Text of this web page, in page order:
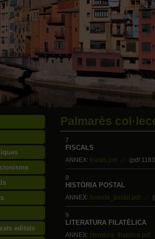
editats
Palmarès
7
FISCALS
ANNEX: fiscals.pdf (pdf
8
HISTÒRIA POSTAL
ANNEX: historia_postal.pdf
9
LITERATURA FILATÈLICA
ANNEX: literatura_filatelica.pdf